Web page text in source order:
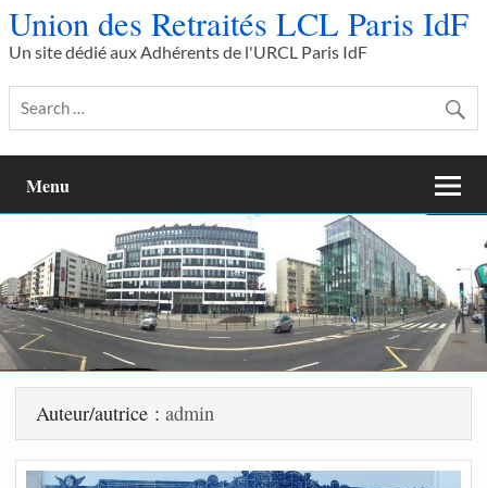
Union des Retraités LCL Paris IdF
Un site dédié aux Adhérents de l'URCL Paris IdF
Menu
Auteur/autrice : admin